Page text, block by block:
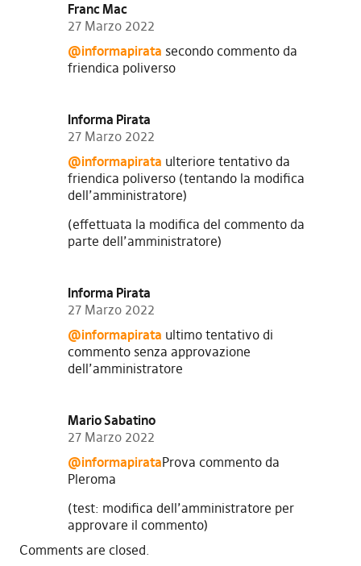
Franc Mac
27 Marzo 2022
@informapirata secondo commento da
friendica poliverso
Informa Pirata
27 Marzo 2022
@informapirata ulteriore tentativo da
friendica poliverso (tentando la modifica
dell’amministratore)
(effettuata la modifica del commento da
parte dell’amministratore)
Informa Pirata
27 Marzo 2022
@informapirata ultimo tentativo di
commento senza approvazione
dell’amministratore
Mario Sabatino
27 Marzo 2022
@informapirataProva commento da
Pleroma
(test: modifica dell’amministratore per
approvare il commento)
Comments are closed.